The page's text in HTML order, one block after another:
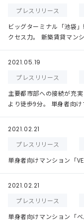
プレスリリース
ビッグターミナル「池袋
クセス力。 新築賃貸マン
2021.05.19
プレスリリース
主要都市部への接続が充
より徒歩9分。 単身者向
2021.02.21
プレスリリース
単身者向けマンション「
2021.02.21
プレスリリース
単身者向けマンション「